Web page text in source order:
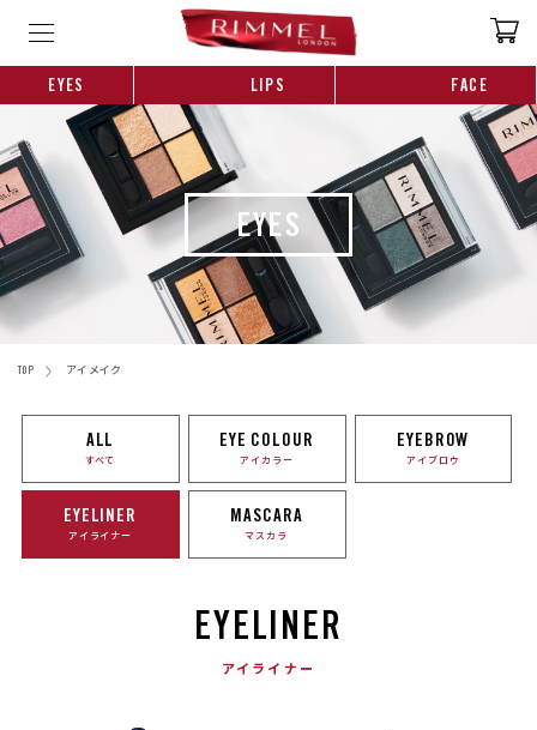
EYES LIPS FACE
EYES
TOP アイメイク
ALL
すべて
EYE COLOUR
アイカラー
EYEBROW
アイブロウ
EYELINER
アイライナー
MASCARA
マスカラ
EYELINER
アイライナー